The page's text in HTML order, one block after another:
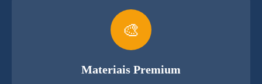
🎨
Materiais Premium